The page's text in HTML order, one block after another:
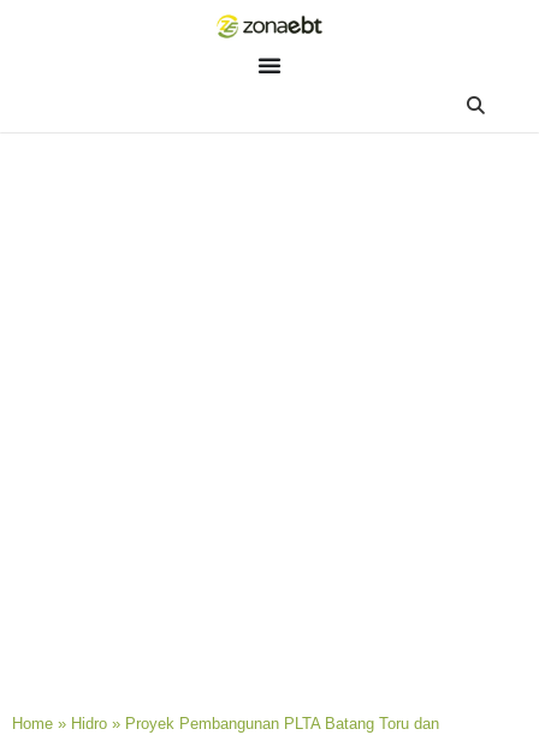
Home » Hidro » Proyek Pembangunan PLTA Batang Toru dan